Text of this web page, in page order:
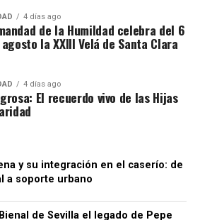
parece haber
de algunos tramos.
buena parte del recinto ha
integrado en el
produciría cuando intervenían
las cuotas de IVA
de que el producto llegase
distribuidoras. Al reducir
fiscal, estas últimas podían
en el mercado a precios
a los de competidores que
obligaciones tributarias. La
también una situación de
dentro del sector.
de las operaciones, la
4 días ago
de la Humildad celebra del 6
la XXIII Velá de Santa Clara
4 días ago
El recuerdo vivo de las Hijas
y su integración en el caserío: de
a soporte urbano
de Sevilla el legado de Pepe